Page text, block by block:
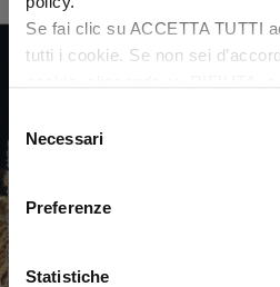
Se fai clic su ACCETTA TUTTI
tutti i cookie. Se non sei
desideri accettare e cliccando
del
consenso
Necessari
Preferenze
Statistiche